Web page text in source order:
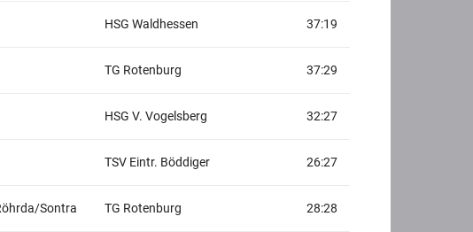
HSG Waldhessen 37:19
TG Rotenburg 37:29
HSG V. Vogelsberg 32:27
TSV Eintr. Böddiger 26:27
Sontra TG Rotenburg 28:28